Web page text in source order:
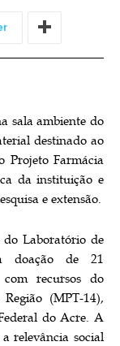
sala ambiente do
destinado ao
Projeto Farmácia
da instituição e
e extensão.
Laboratório de
doação de 21
com recursos do
(MPT-14),
do Acre. A
relevância social